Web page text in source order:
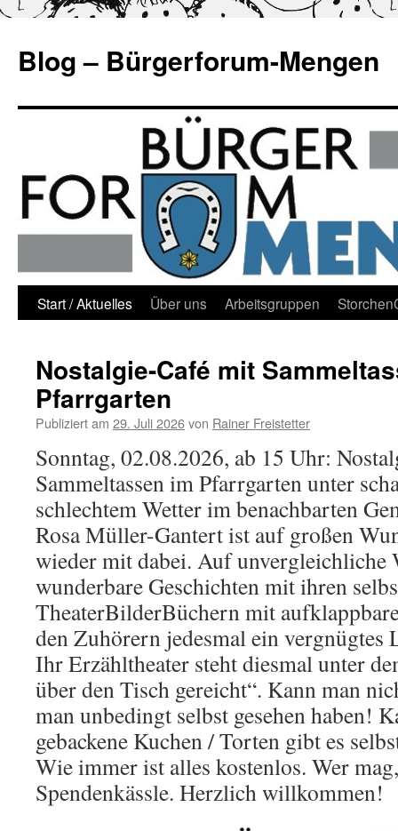
Blog – Bürgerforum-Mengen
Zum
springen
Start / Aktuelles Über uns Arbeitsgruppen
Nostalgie-Café mit
Pfarrgarten
Publiziert am 29. Juli 2026von Rainer Freistetter
Sonntag, 02.08.2026, ab 15 Uhr:
Sammeltassen im Pfarrgarten unter
schlechtem Wetter im benachbarten
Rosa Müller-Gantert ist auf großen
wieder mit dabei. Auf unvergleichliche
wunderbare Geschichten mit ihren
TheaterBilderBüchern mit
den Zuhörern jedesmal ein vergnügtes
Ihr Erzähltheater steht diesmal unter
über den Tisch gereicht“. Kann man
man unbedingt selbst gesehen haben!
gebackene Kuchen / Torten gibt es
Wie immer ist alles kostenlos. Wer
Spendenkässle. Herzlich willkommen!